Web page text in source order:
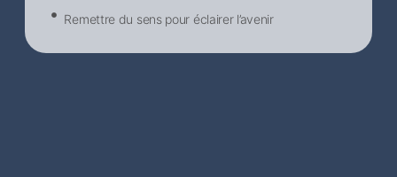
Remettre du sens pour éclairer l’avenir